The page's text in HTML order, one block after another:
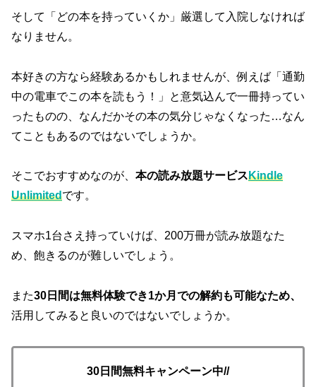
そして「どの本を持っていくか」厳選して入院しなければ
なりません。
本好きの方なら経験あるかもしれませんが、例えば「通勤
中の電車でこの本を読もう！」と意気込んで一冊持ってい
ったものの、なんだかその本の気分じゃなくなった…なん
てこともあるのではないでしょうか。
そこでおすすめなのが、 本の読み放題サービスKindle
Unlimitedです。
スマホ1台さえ持っていけば、200万冊が読み放題なた
め、飽きるのが難しいでしょう。
また30日間は無料体験でき1か月での解約も可能なため、
活用してみると良いのではないでしょうか。
30日間無料キャンペーン中//